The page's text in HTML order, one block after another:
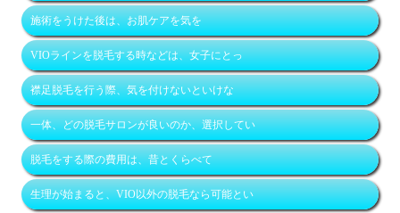
施術をうけた後は、お肌ケアを気を
VIOラインを脱毛する時などは、女子にとっ
襟足脱毛を行う際、気を付けないといけな
一体、どの脱毛サロンが良いのか、選択してい
脱毛をする際の費用は、昔とくらべて
生理が始まると、VIO以外の脱毛なら可能とい